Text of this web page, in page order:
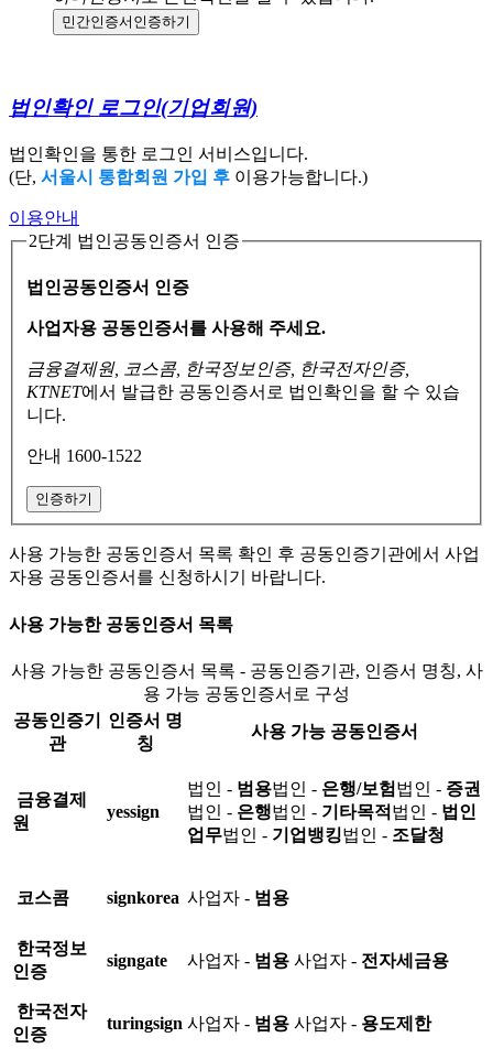
민간인증서 인증하기
법인확인 로그인(기업회원)
법인확인을 통한 로그인 서비스입니다.
(단, 서울시 통합회원 가입 후 이용가능합니다.)
이용안내
2단계 법인공동인증서 인증
법인공동인증서 인증
사업자용 공동인증서를 사용해 주세요.
금융결제원, 코스콤, 한국정보인증, 한국전자인증,
KTNET에서 발급한 공동인증서로 법인확인을 할 수 있습
니다.
안내 1600-1522
인증하기
사용 가능한 공동인증서 목록 확인 후 공동인증기관에서 사업
자용 공동인증서를 신청하시기 바랍니다.
사용 가능한 공동인증서 목록
사용 가능한 공동인증서 목록 - 공동인증기관, 인증서 명칭, 사
용 가능 공동인증서로 구성
공동인증기
관
인증서 명
칭
사용 가능 공동인증서
금융결제
원
yessign
법인 - 범용법인 - 은행/보험 법인 - 증권
법인 - 은행법인 - 기타목적 법인 - 법인
업무법인 - 기업뱅킹법인 - 조달청
코스콤 signkorea 사업자 - 범용
한국정보
인증
signgate 사업자 - 범용 사업자 - 전자세금용
한국전자
인증
turingsign 사업자 - 범용 사업자 - 용도제한